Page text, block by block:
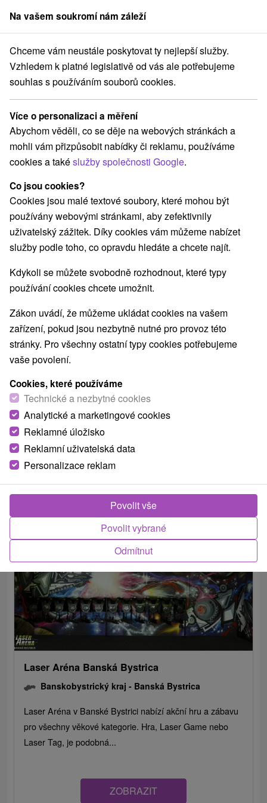
člen skupinySorger
Laserarény a paintball Stredné Slovensko Banskobystrický kraj
Laserarény a paintball
Banskobystrický kraj
Kategorie
Všechny kategorie
Sakrálne miesta(4)
Vyhliadkové veže a chodníky
Hrady, zámky, zrúcaniny(22) Šport(4)
Jazda na koni(1) Skanzeny(2) Divadlá(2)
Horské chaty(5) Kaštiele(4)
Laserarény a paintball(2) Plte, rafting, splavy(3)
Mestské a zámocké parky(3) Pramene(9)
Golfové ihriská(2) Amfiteátre a kiná v prírode
Túry a turistické chodníky (18) (7) Jaskyne
Bobové dráhy (1) Lanové dráhy (1)
Adrenalinové atrakcie Turistické atrakcie (45)
Múzeá a galérie (14) ZOO a zvieracie farmy
Botanické záhrady
Atrakce s dětmi (37) Technické pamiatky
Pamätníky(1) Vodopády(6) Drevené kostolíky
Aquaparky, kúpaliská(13) Planetária a observatória
Detské centrá a mestečká
Obce a města
Muráň(1) Banská Bystrica(1)
Laser Aréna Banská Bystrica
Banskobystrický kraj - Banská Bystrica
Laser Aréna v Banské Bystrici nabízí akční hru a zábavu
pro všechny věkové kategorie. Hra, Laser Game nebo
Laser Tag, je podobná...
ZOBRAZIT
Na vašem soukromí nám záleží
Chceme vám neustále poskytovat ty nejlepší služby.
Vzhledem k platné legislativě od vás ale potřebujeme
souhlas s používáním souborů cookies.
Více o personalizaci a měření
Abychom věděli, co se děje na webových stránkách a
mohli vám přizpůsobit nabídky či reklamu, používáme
cookies a takéslužby společnosti Google.
Co jsou cookies?
Cookies jsou malé textové soubory, které mohou být
používány webovými stránkami, aby zefektivnily
uživatelský zážitek. Díky cookies vám můžeme nabízet
služby podle toho, co opravdu hledáte a chcete najít.
Kdykoli se můžete svobodně rozhodnout, které typy
používání cookies chcete umožnit.
Zákon uvádí, že můžeme ukládat cookies na vašem
zařízení, pokud jsou nezbytně nutné pro provoz této
stránky. Pro všechny ostatní typy cookies potřebujeme
vaše povolení.
Cookies, které používáme
Technické a nezbytné cookies
Analytické a marketingové cookies
Reklamné úložisko
Reklamní uživatelská data
Personalizace reklam
Odmítnut
Povolit vybrané
Povolit vše